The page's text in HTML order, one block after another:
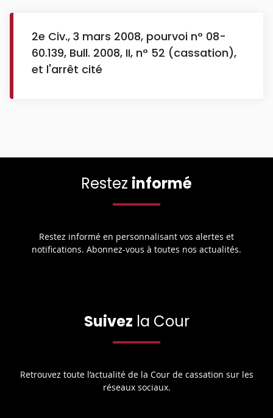
2e Civ., 3 mars 2008, pourvoi n° 08-
60.139, Bull. 2008, II, n° 52 (cassation),
et l'arrêt cité
Restez informé
Restez informé en personnalisant vos alertes et
notifications. Abonnez-vous à toutes nos actualités.
Suivez la Cour
Retrouvez toute l’actualité de la Cour de cassation sur les
réseaux sociaux.